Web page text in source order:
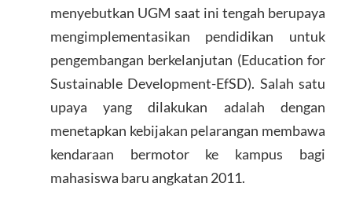
menyebutkan UGM saat ini tengah berupaya
mengimplementasikan pendidikan untuk
pengembangan berkelanjutan (Education for
Sustainable Development-EfSD). Salah satu
upaya yang dilakukan adalah dengan
menetapkan kebijakan pelarangan membawa
kendaraan bermotor ke kampus bagi
mahasiswa baru angkatan 2011.